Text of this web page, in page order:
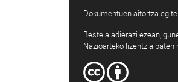
Dokumentuen aitortza
Bestela adierazi ezean,
Nazioarteko lizentzia baten